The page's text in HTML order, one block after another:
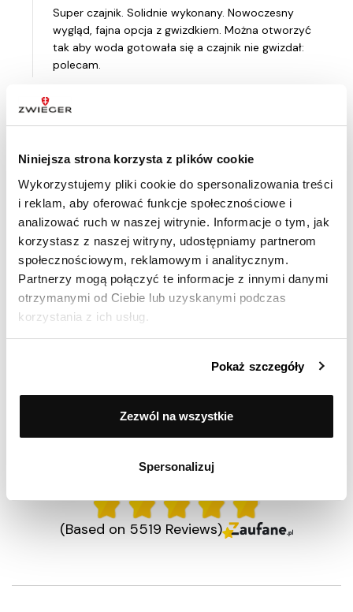
Niniejsza strona korzysta z plików cookie
Wykorzystujemy pliki cookie do spersonalizowania treści
i reklam, aby oferować funkcje społecznościowe i
analizować ruch w naszej witrynie. Informacje o tym, jak
korzystasz z naszej witryny, udostępniamy partnerom
społecznościowym, reklamowym i analitycznym.
Partnerzy mogą połączyć te informacje z innymi danymi
otrzymanymi od Ciebie lub uzyskanymi podczas
korzystania z ich usług.
Pokaż szczegóły
Zezwól na wszystkie
Spersonalizuj
Super czajnik. Solidnie wykonany. Nowoczesny
wygląd, fajna opcja z gwizdkiem. Można otworzyć
tak aby woda gotowała się a czajnik nie gwizdał:
polecam.
Opinia zamieszczona 25.03.2026
Cudny wygląd. Duża pojemność. Polecam
Ocenił(a) produkt na
Opinia zamieszczona 24.03.2026
Czajnik ma ładny design, pojemność idealna dla
Pokaż więcej
98% zadowolonych klientów
(Based on 5519 Reviews)